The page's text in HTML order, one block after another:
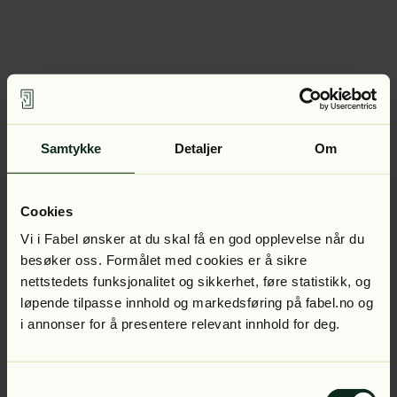
Samtykke Detaljer Om
Cookies
Vi i Fabel ønsker at du skal få en god opplevelse når du
besøker oss. Formålet med cookies er å sikre
nettstedets funksjonalitet og sikkerhet, føre statistikk, og
løpende tilpasse innhold og markedsføring på fabel.no og
i annonser for å presentere relevant innhold for deg.